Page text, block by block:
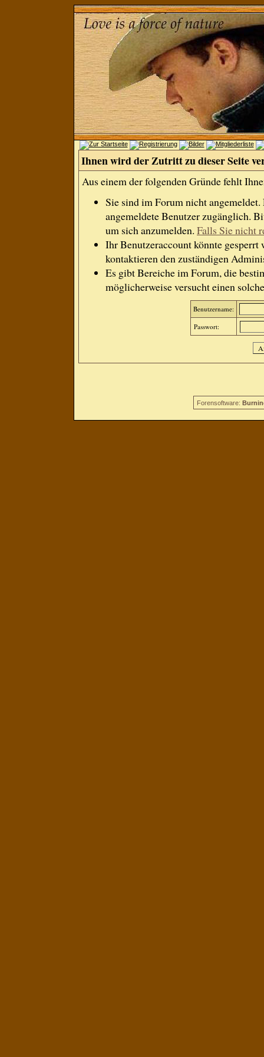
Ihnen wird der Zutritt zu dieser Seite
Aus einem der folgenden Gründe fehlt
Sie sind im Forum nicht
angemeldete Benutzer zugänglich.
um sich anzumelden. Falls Sie nicht
Ihr Benutzeraccount könnte gesperrt
kontaktieren den zuständigen
Es gibt Bereiche im Forum, die
möglicherweise versucht einen
Benutzername:
Passwort:
Forensoftware: